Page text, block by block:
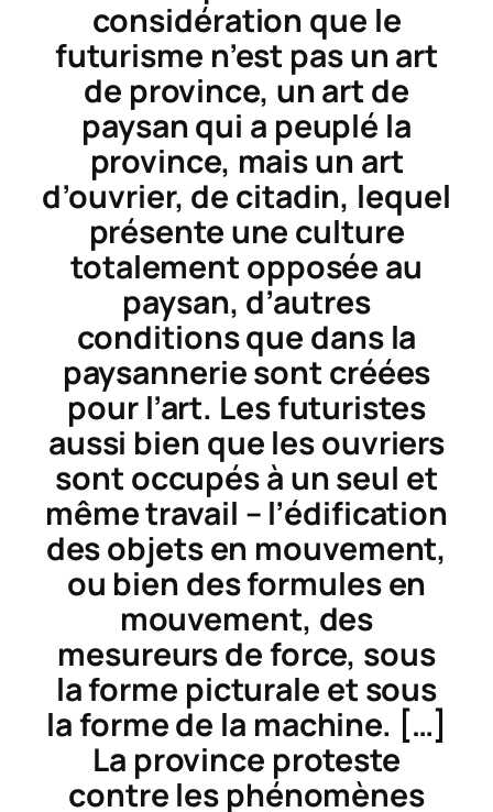
considération que le
futurisme n’est pas un art
de province, un art de
paysan qui a peuplé la
province, mais un art
d’ouvrier, de citadin, lequel
présente une culture
totalement opposée au
paysan, d’autres
conditions que dans la
paysannerie sont créées
pour l’art. Les futuristes
aussi bien que les ouvriers
sont occupés à un seul et
même travail – l’édification
des objets en mouvement,
ou bien des formules en
mouvement, des
mesureurs de force, sous
la forme picturale et sous
la forme de la machine. […]
La province proteste
contre les phénomènes